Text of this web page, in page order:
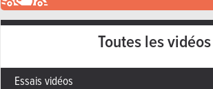
Toutes les vidéos
Essais vidéos